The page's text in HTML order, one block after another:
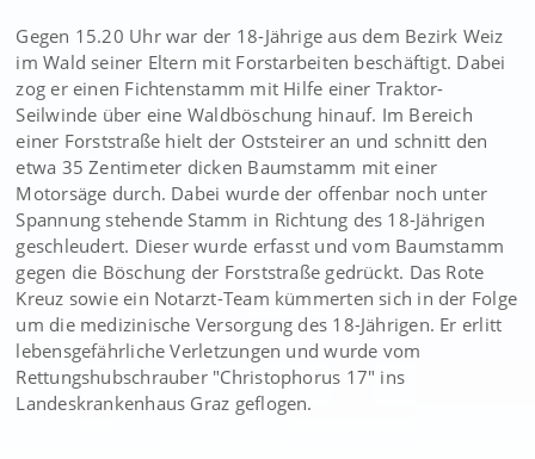
Gegen 15.20 Uhr war der 18-Jährige aus dem Bezirk Weiz
im Wald seiner Eltern mit Forstarbeiten beschäftigt. Dabei
zog er einen Fichtenstamm mit Hilfe einer Traktor-
Seilwinde über eine Waldböschung hinauf. Im Bereich
einer Forststraße hielt der Oststeirer an und schnitt den
etwa 35 Zentimeter dicken Baumstamm mit einer
Motorsäge durch. Dabei wurde der offenbar noch unter
Spannung stehende Stamm in Richtung des 18-Jährigen
geschleudert. Dieser wurde erfasst und vom Baumstamm
gegen die Böschung der Forststraße gedrückt. Das Rote
Kreuz sowie ein Notarzt-Team kümmerten sich in der Folge
um die medizinische Versorgung des 18-Jährigen. Er erlitt
lebensgefährliche Verletzungen und wurde vom
Rettungshubschrauber "Christophorus 17" ins
Landeskrankenhaus Graz geflogen.